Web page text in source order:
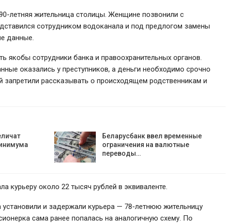
летняя жительница столицы. Женщине позвонили с
сотрудником водоканала и под предлогом замены
данные.
якобы сотрудники банка и правоохранительных органов.
оказались у преступников, а деньги необходимо срочно
запретили рассказывать о происходящем родственникам и
Беларусбанк ввел временные
ограничения на валютные
переводы…
курьеру около 22 тысяч рублей в эквиваленте.
и задержали курьера — 78-летнюю жительницу
сама ранее попалась на аналогичную схему. По